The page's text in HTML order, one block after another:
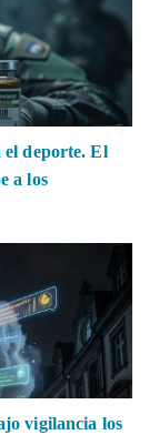
el deporte. El
a los
vigilancia los